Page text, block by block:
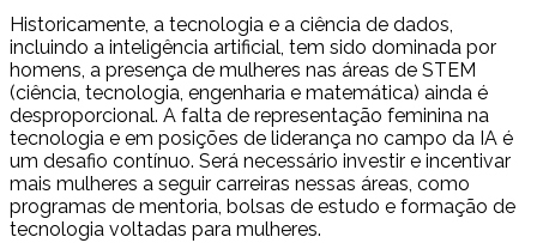
Historicamente, a tecnologia e a ciência de dados,
incluindo a inteligência artificial, tem sido dominada por
homens, a presença de mulheres nas áreas de STEM
(ciência, tecnologia, engenharia e matemática) ainda é
desproporcional. A falta de representação feminina na
tecnologia e em posições de liderança no campo da IA é
um desafio contínuo. Será necessário investir e incentivar
mais mulheres a seguir carreiras nessas áreas, como
programas de mentoria, bolsas de estudo e formação de
tecnologia voltadas para mulheres.